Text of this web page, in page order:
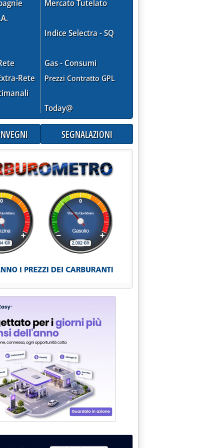
energia con Energy Box di Epq'
Rete
Mercato Tutelato
Indice Selectra - SQ
Gas - Consumi
Prezzi Contratto GPL
Today@
SEGNALAZIONI